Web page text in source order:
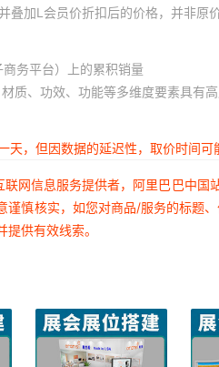
加L会员价折扣后的价格，并非原价
务平台）上的累积销量
质、功效、功能等多维度要素具有
天，但因数据的延迟性，取价时间
网信息服务提供者，阿里巴巴中
慎核实，如您对商品/服务的标题
供有效线索。